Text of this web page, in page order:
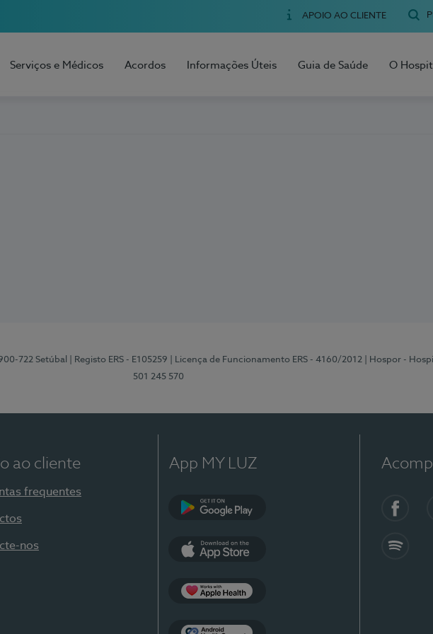
APOIO AO CLIENTE
Serviços e Médicos Acordos Informações Úteis Guia de Saúde O
722 Setúbal | Registo ERS - E105259 | Licença de Funcionamento ERS - 4160/2012 | Hospor -
501 245 570
ao cliente
frequentes
nos
App MY LUZ